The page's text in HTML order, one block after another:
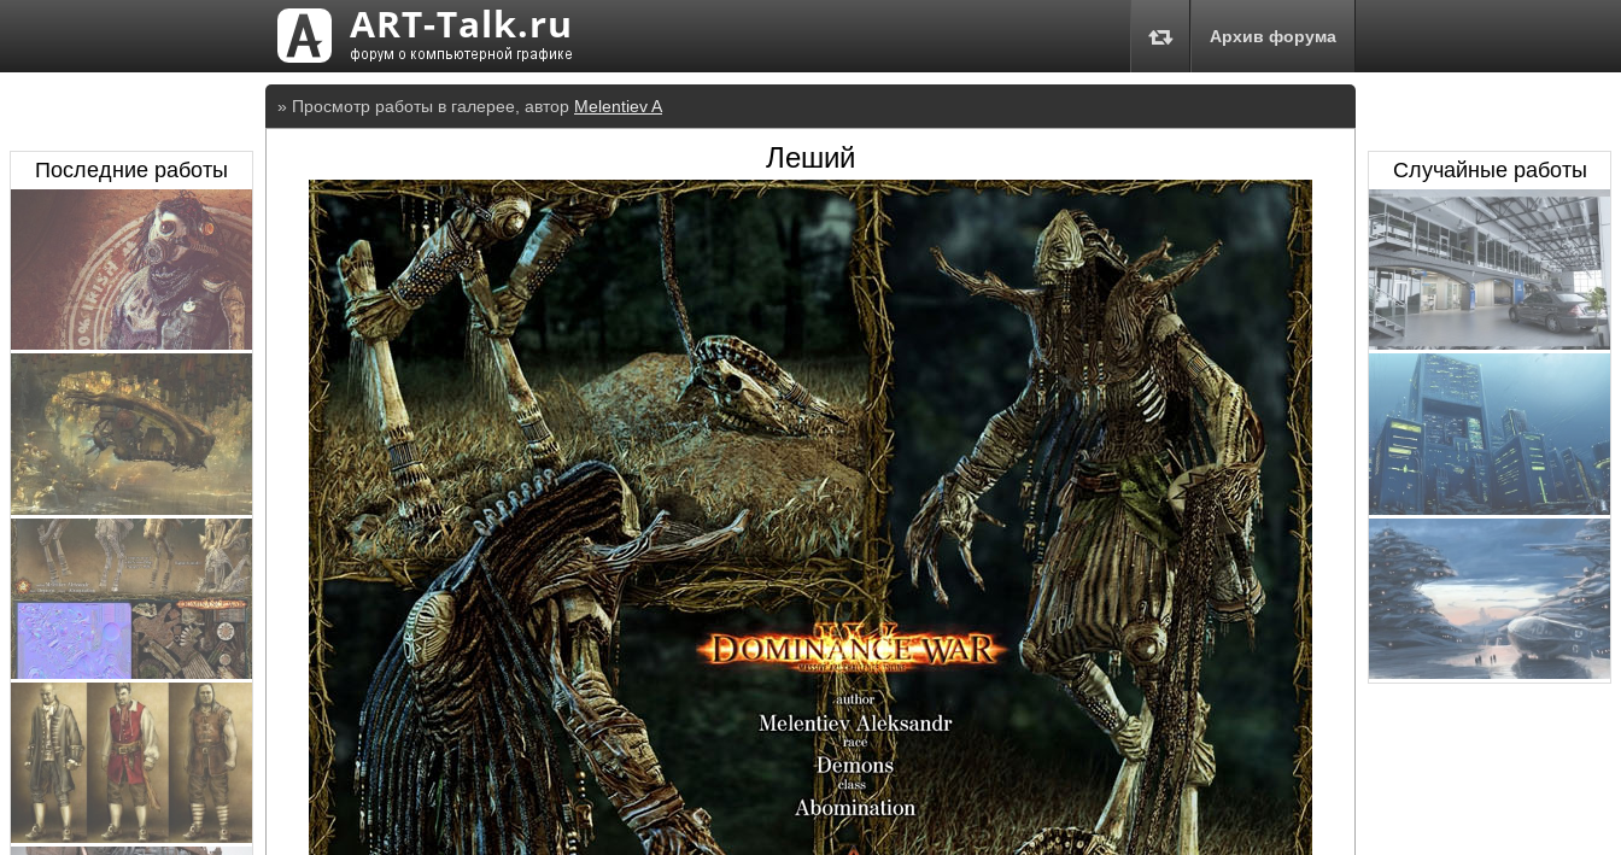
Архив форума
» Просмотр работы в галерее, автор Melentiev A
Леший
Последние работы Случайные работы